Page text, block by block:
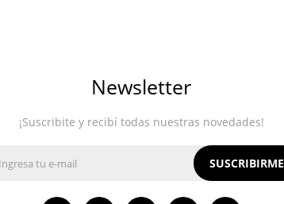
Newsletter
¡Suscribite y recibí todas nuestras novedades!
SUSCRIBIRME